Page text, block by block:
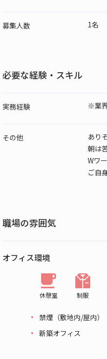
募集人数 1名
必要な経験・スキル
実務経験 ※業
その他
あり
朝は
Wワ
ご自
職場の雰囲気
オフィス環境
休憩室 制服
禁煙（敷地内/屋内）
新築オフィス